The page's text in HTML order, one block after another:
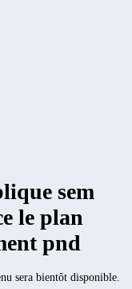
sem
le plan
pnd
sera bientôt disponible.